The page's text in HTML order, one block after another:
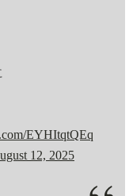
EYHItqtQEq
12, 2025